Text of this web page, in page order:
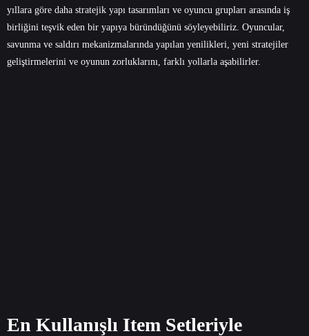
yıllara göre daha stratejik yapı tasarımları ve oyuncu grupları arasında iş
birliğini teşvik eden bir yapıya büründüğünü söyleyebiliriz. Oyuncular,
savunma ve saldırı mekanizmalarında yapılan yenilikleri, yeni stratejiler
geliştirmelerini ve oyunun zorluklarını, farklı yollarla aşabilirler.
En Kullanışlı Item Setleriyle